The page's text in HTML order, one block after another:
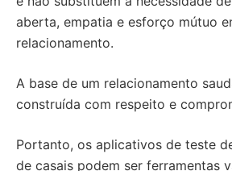
aberta, empatia e esforço mútuo
relacionamento.
A base de um relacionamento
construída com respeito e
Portanto, os aplicativos de teste
de casais podem ser ferramentas